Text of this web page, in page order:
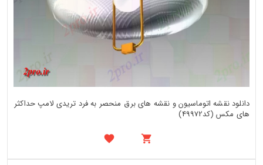
دانلود نقشه اتوماسیون و نقشه های برق منحصر به فرد تریدی لامپ حداکثر
های مکس (کد49972)